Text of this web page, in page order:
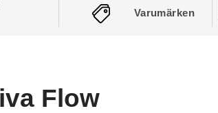
Varumärken
Flow